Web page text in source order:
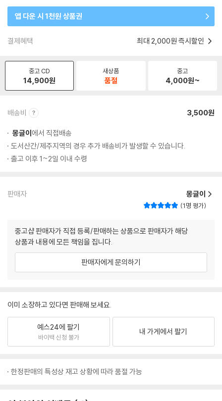
앱 다운 시 1천원 상품권
결제혜택 최대 2,000원 즉시할인
중고 CD
14,900원
새상품
품절
중고
4,000원~
배송비 3,500원
몽글이에서 직접배송
도서산간/제주지역의 경우 추가 배송비가 발생할 수 있습니다.
출고 이후 1~2일 이내 수령
판매자 몽글이
1명 평가
중고샵 판매자가 직접 등록/판매하는 상품으로 판매자가 해당
상품과 내용에 모든 책임을 집니다.
판매자에게 문의하기
이미 소장하고 있다면 판매해 보세요.
예스24에 팔기
바이백 신청 불가
내 가게에서 팔기
한정판매의 특성상 재고 상황에 따라 품절 가능